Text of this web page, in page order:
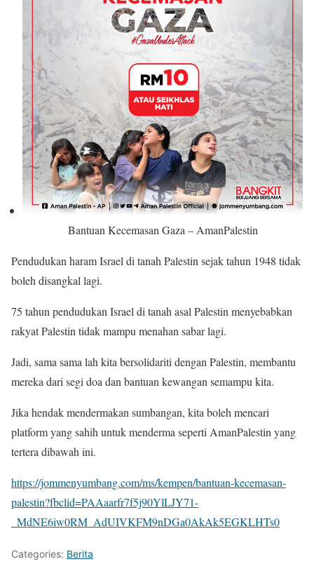
Bantuan Kecemasan Gaza – AmanPalestin
Pendudukan haram Israel di tanah Palestin sejak tahun 1948 tidak
boleh disangkal lagi.
75 tahun pendudukan Israel di tanah asal Palestin menyebabkan
rakyat Palestin tidak mampu menahan sabar lagi.
Jadi, sama sama lah kita bersolidariti dengan Palestin, membantu
mereka dari segi doa dan bantuan kewangan semampu kita.
Jika hendak mendermakan sumbangan, kita boleh mencari
platform yang sahih untuk menderma seperti AmanPalestin yang
tertera dibawah ini.
https://jommenyumbang.com/ms/kempen/bantuan-kecemasan-
palestin?fbclid=PAAaarfr7f5j90YlLJY71-
_MdNE6iw0RM_AdUIVKFM9nDGa0AkAk5EGKLHTs0
Categories: Berita